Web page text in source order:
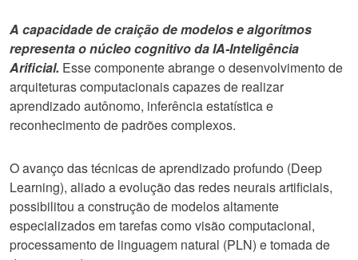
A capacidade de craição de modelos e algorítmos
representa o núcleo cognitivo da IA-Inteligência
Arificial. Esse componente abrange o desenvolvimento de
arquiteturas computacionais capazes de realizar
aprendizado autônomo, inferência estatística e
reconhecimento de padrões complexos.
O avanço das técnicas de aprendizado profundo (Deep
Learning), aliado a evolução das redes neurais artificiais,
possibilitou a construção de modelos altamente
especializados em tarefas como visão computacional,
processamento de linguagem natural (PLN) e tomada de